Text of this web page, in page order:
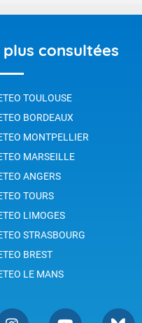
consultées
TOULOUSE
BORDEAUX
MONTPELLIER
MARSEILLE
ANGERS
TOURS
LIMOGES
STRASBOURG
BREST
LE MANS